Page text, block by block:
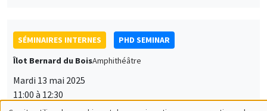
SÉMINAIRES INTERNES
PHD SEMINAR
Îlot Bernard du BoisAmphithéâtre
Mardi 13 mai 2025
11:00 à 12:30